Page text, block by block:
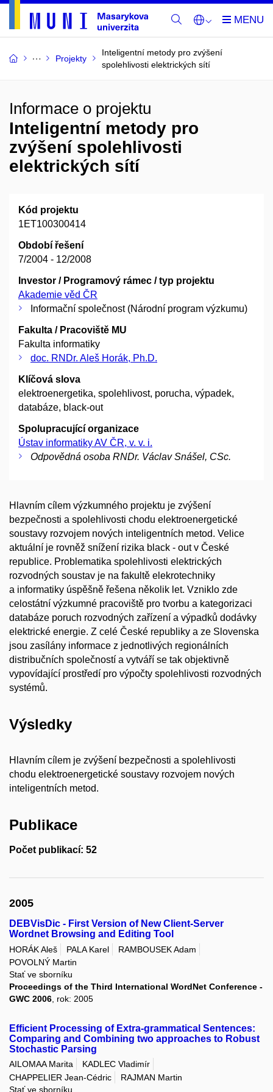
Projekty
Inteligentní metody pro zvýšení
spolehlivosti elektrických sítí
Informace o projektu
Inteligentní metody pro
zvýšení spolehlivosti
elektrických sítí
Kód projektu
1ET100300414
Období řešení
7/2004 - 12/2008
Investor / Programový rámec / typ projektu
Akademie věd ČR
Informační společnost (Národní program výzkumu)
Fakulta / Pracoviště MU
Fakulta informatiky
doc. RNDr. Aleš Horák, Ph.D.
Klíčová slova
elektroenergetika, spolehlivost, porucha, výpadek,
databáze, black-out
Spolupracující organizace
Ústav informatiky AV ČR, v. v. i.
Odpovědná osoba RNDr. Václav Snášel, CSc.
Hlavním cílem výzkumného projektu je zvýšení
bezpečnosti a spolehlivosti chodu elektroenergetické
soustavy rozvojem nových inteligentních metod. Velice
aktuální je rovněž snížení rizika black - out v České
republice. Problematika spolehlivosti elektrických
rozvodných soustav je na fakultě elekrotechniky
a informatiky úspěšně řešena několik let. Vzniklo zde
celostátní výzkumné pracoviště pro tvorbu a kategorizaci
databáze poruch rozvodných zařízení a výpadků dodávky
elektrické energie. Z celé České republiky a ze Slovenska
jsou zasílány informace z jednotlivých regionálních
distribučních společností a vytváří se tak objektivně
vypovídající prostředí pro výpočty spolehlivosti rozvodných
systémů.
Výsledky
Hlavním cílem je zvýšení bezpečnosti a spolehlivosti
chodu elektroenergetické soustavy rozvojem nových
inteligentních metod.
Publikace
Počet publikací: 52
2005
DEBVisDic - First Version of New Client-Server
Wordnet Browsing and Editing Tool
HORÁK Aleš PALA Karel
RAMBOUSEK Adam
POVOLNÝ Martin
Stať ve sborníku
Proceedings of the Third International WordNet Conference -
GWC 2006 , rok: 2005
Efficient Processing of Extra-grammatical Sentences:
Comparing and Combining two approaches to Robust
Stochastic Parsing
AILOMAA Marita
KADLEC Vladimír
CHAPPELIER Jean-Cédric
RAJMAN Martin
Stať ve sborníku